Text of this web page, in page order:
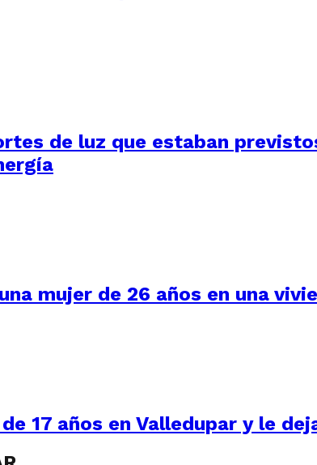
de luz que estaban
mujer de 26 años en una
17 años en Valledupar y le